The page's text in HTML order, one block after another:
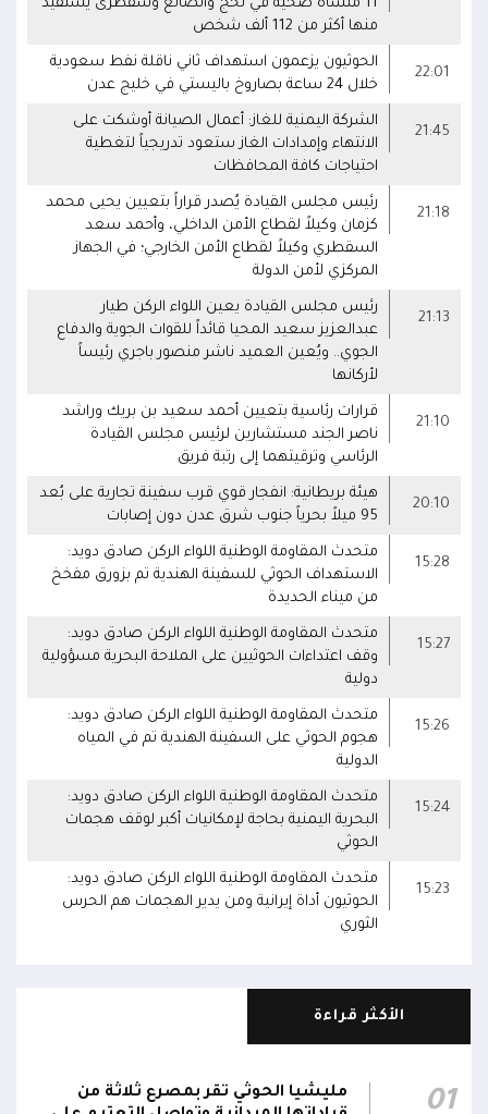
11 منشأة صحية في لحج والضالع وسقطرى يستفيد
منها أكثر من 112 ألف شخص
22:01
الحوثيون يزعمون استهداف ثاني ناقلة نفط سعودية
خلال 24 ساعة بصاروخ باليستي في خليج عدن
21:45
الشركة اليمنية للغاز: أعمال الصيانة أوشكت على
الانتهاء وإمدادات الغاز ستعود تدريجياً لتغطية
احتياجات كافة المحافظات
21:18
رئيس مجلس القيادة يُصدر قراراً بتعيين يحيى محمد
كزمان وكيلاً لقطاع الأمن الداخلي، وأحمد سعد
السقطري وكيلاً لقطاع الأمن الخارجي؛ في الجهاز
المركزي لأمن الدولة
21:13
رئيس مجلس القيادة يعين اللواء الركن طيار
عبدالعزيز سعيد المحيا قائداً للقوات الجوية والدفاع
الجوي.. ويُعين العميد ناشر منصور باجري رئيساً
لأركانها
21:10
قرارات رئاسية بتعيين أحمد سعيد بن بريك وراشد
ناصر الجند مستشارين لرئيس مجلس القيادة
الرئاسي وترقيتهما إلى رتبة فريق
20:10
هيئة بريطانية: انفجار قوي قرب سفينة تجارية على بُعد
95 ميلاً بحرياً جنوب شرق عدن دون إصابات
15:28
متحدث المقاومة الوطنية اللواء الركن صادق دويد:
الاستهداف الحوثي للسفينة الهندية تم بزورق مفخخ
من ميناء الحديدة
15:27
متحدث المقاومة الوطنية اللواء الركن صادق دويد:
وقف اعتداءات الحوثيين على الملاحة البحرية مسؤولية
دولية
15:26
متحدث المقاومة الوطنية اللواء الركن صادق دويد:
هجوم الحوثي على السفينة الهندية تم في المياه
الدولية
15:24
متحدث المقاومة الوطنية اللواء الركن صادق دويد:
البحرية اليمنية بحاجة لإمكانيات أكبر لوقف هجمات
الحوثي
15:23
متحدث المقاومة الوطنية اللواء الركن صادق دويد:
الحوثيون أداة إيرانية ومن يدير الهجمات هم الحرس
الثوري
الأكثر قراءة
01
مليشيا الحوثي تقر بمصرع ثلاثة من